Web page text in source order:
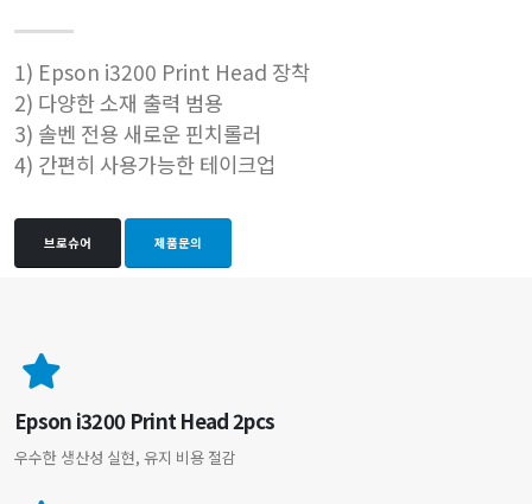
1) Epson i3200 Print Head 장착
2) 다양한 소재 출력 범용
3) 솔벤 전용 새로운 핀치롤러
4) 간편히 사용가능한 테이크업
브로슈어 제품문의
Epson i3200 Print Head 2pcs
우수한 생산성 실현, 유지 비용 절감